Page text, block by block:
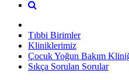
Tıbbi Birimler
Kliniklerimiz
Çocuk Yoğun Bakım
Sıkça Sorulan Sorular